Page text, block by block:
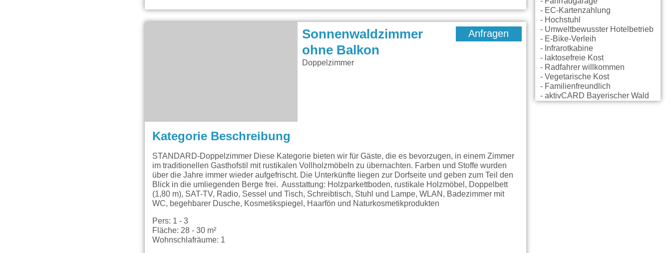
Sonnenwaldzimmer
ohne Balkon
Doppelzimmer
Anfragen
Kategorie Beschreibung
STANDARD-Doppelzimmer Diese Kategorie bieten wir für Gäste, die es bevorzugen, in einem Zimmer
im traditionellen Gasthofstil mit rustikalen Vollholzmöbeln zu übernachten. Farben und Stoffe wurden
über die Jahre immer wieder aufgefrischt. Die Unterkünfte liegen zur Dorfseite und geben zum Teil den
Blick in die umliegenden Berge frei. Ausstattung: Holzparkettboden, rustikale Holzmöbel, Doppelbett
(1,80 m), SAT-TV, Radio, Sessel und Tisch, Schreibtisch, Stuhl und Lampe, WLAN, Badezimmer mit
WC, begehbarer Dusche, Kosmetikspiegel, Haarfön und Naturkosmetikprodukten
Pers: 1 - 3
Fläche: 28 - 30 m²
Wohnschlafräume: 1
- EC-Kartenzahlung
- Hochstuhl
- Umweltbewusster Hotelbetrieb
- E-Bike-Verleih
- Infrarotkabine
- laktosefreie Kost
- Radfahrer willkommen
- Vegetarische Kost
- Familienfreundlich
- aktivCARD Bayerischer Wald